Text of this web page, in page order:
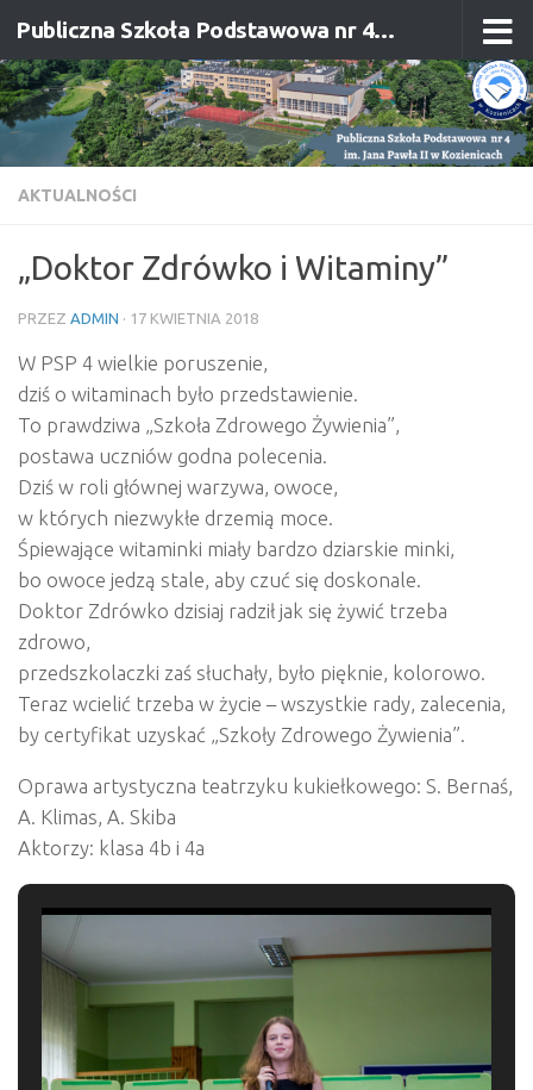
Przejdź do treści Publiczna Szkoła Podstawowa nr 4 im. Jana Pawła II w Kozienicach
AKTUALNOŚCI
„Doktor Zdrówko i Witaminy”
PRZEZ ADMIN · 17 KWIETNIA 2018
W PSP 4 wielkie poruszenie,
dziś o witaminach było przedstawienie.
To prawdziwa „Szkoła Zdrowego Żywienia”,
postawa uczniów godna polecenia.
Dziś w roli głównej warzywa, owoce,
w których niezwykłe drzemią moce.
Śpiewające witaminki miały bardzo dziarskie minki,
bo owoce jedzą stale, aby czuć się doskonale.
Doktor Zdrówko dzisiaj radził jak się żywić trzeba
zdrowo,
przedszkolaczki zaś słuchały, było pięknie, kolorowo.
Teraz wcielić trzeba w życie – wszystkie rady, zalecenia,
by certyfikat uzyskać „Szkoły Zdrowego Żywienia”.
Oprawa artystyczna teatrzyku kukiełkowego: S. Bernaś,
A. Klimas, A. Skiba
Aktorzy: klasa 4b i 4a